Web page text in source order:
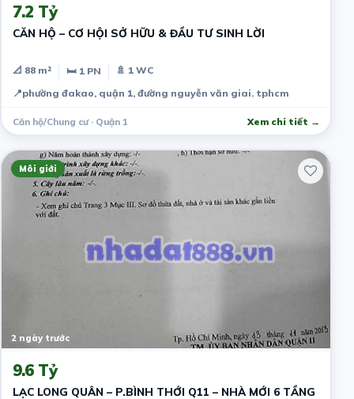
7.2 Tỷ
CĂN HỘ – CƠ HỘI SỞ HỮU & ĐẦU TƯ SINH LỜI
📐 88 m² 🛏 1 PN
🚿 1 WC
📍phường đakao, quận 1, đường nguyễn văn giai. tphcm
Căn hộ/Chung cư · Quận 1 Xem chi tiết →
Môi giới
2 ngày trước
9.6 Tỷ
LẠC LONG QUÂN – P.BÌNH THỚI Q11 – NHÀ MỚI 6 TẦNG